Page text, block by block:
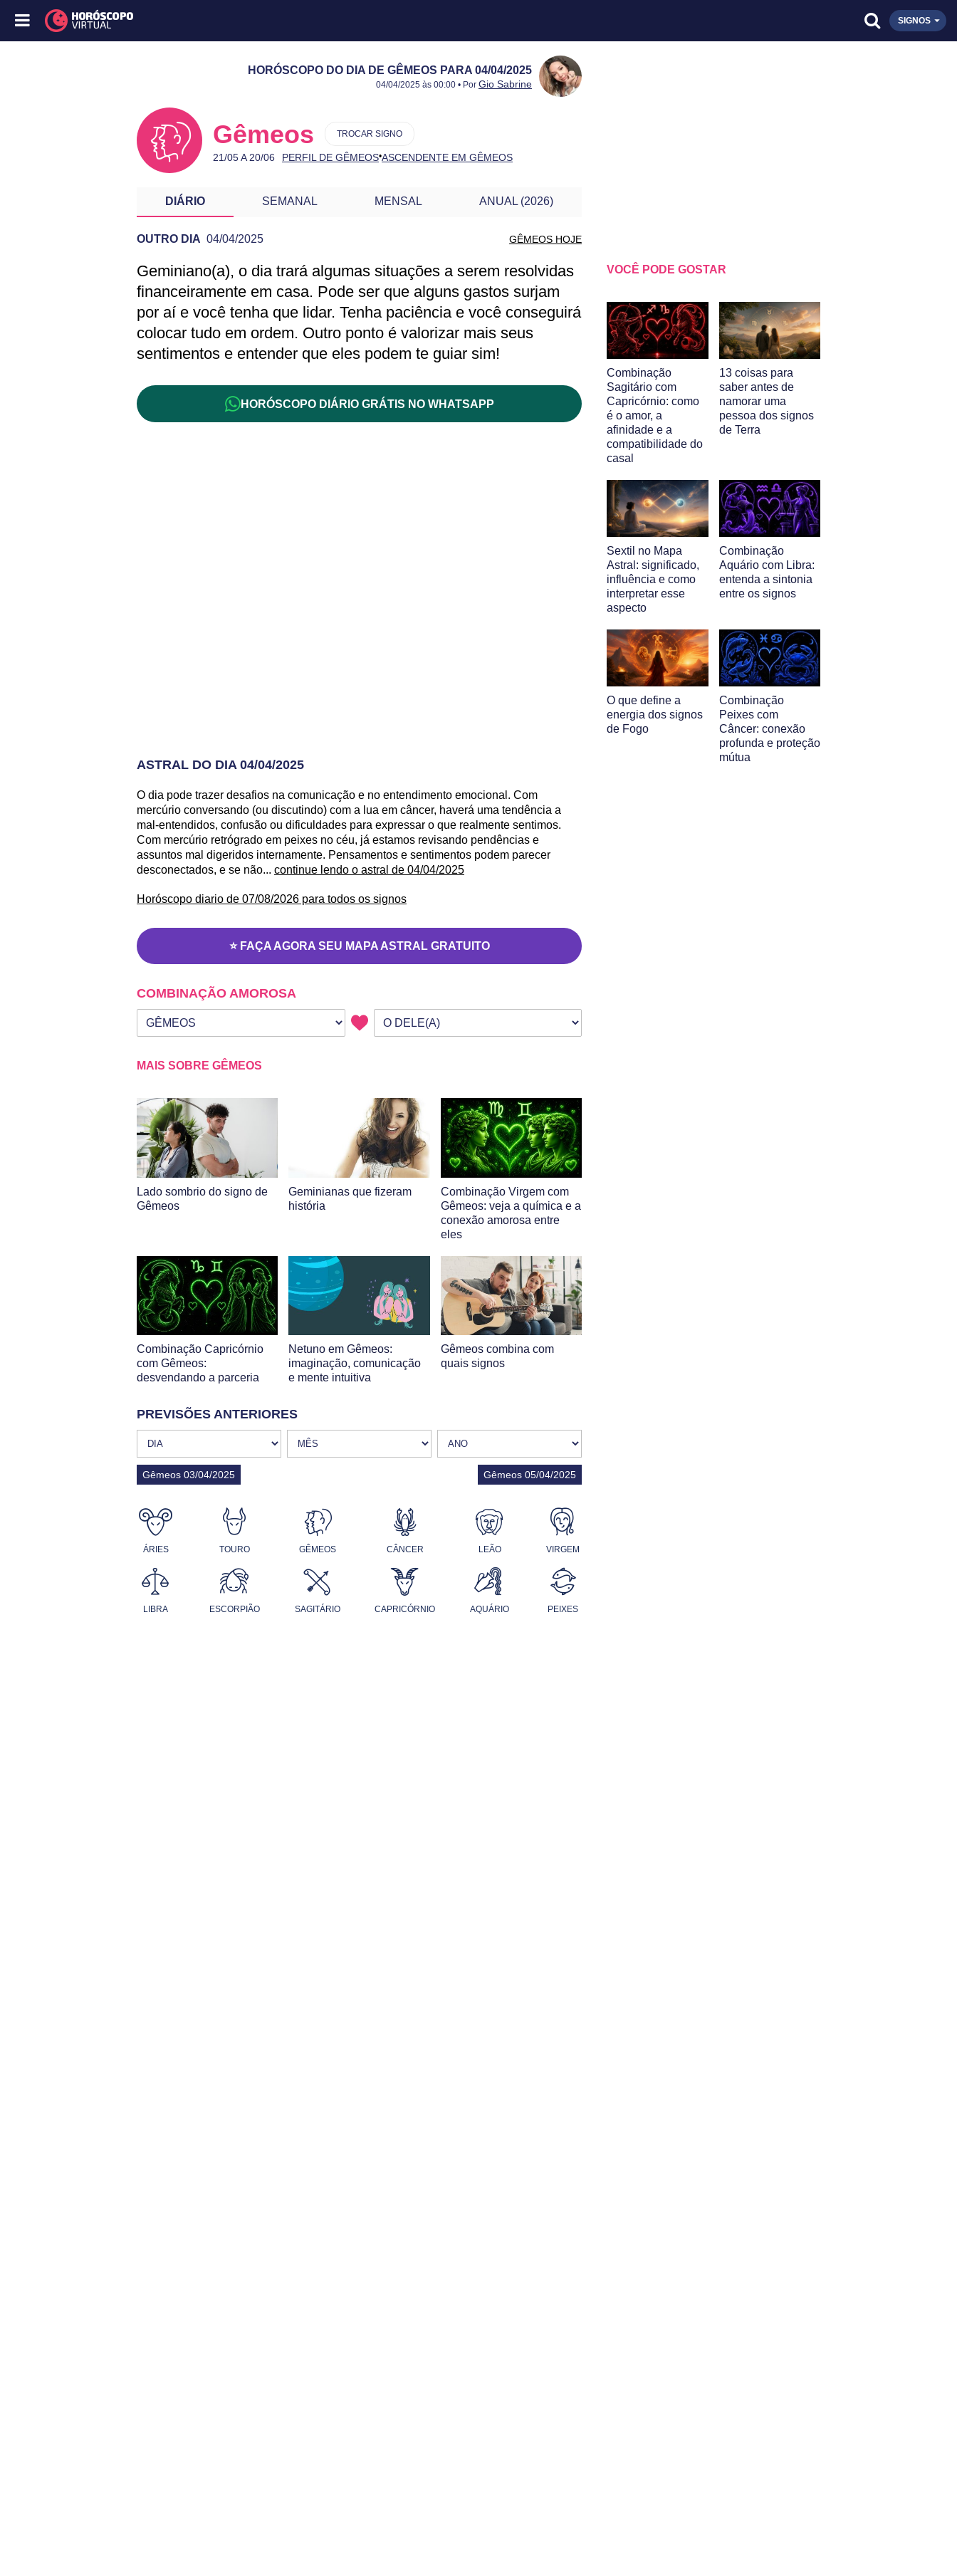
SIGNOS
HORÓSCOPO DO DIA DE GÊMEOS PARA 04/04/2025
Publicado:
04/04/2025
Atualizado:
04/04/2025
04/04/2025 às 00:00 • Por Gio Sabrine
Gêmeos
21/05 A 20/06 PERFIL DE GÊMEOS•ASCENDENTE EM GÊMEOS
TROCAR SIGNO
DIÁRIO SEMANAL MENSAL ANUAL (2026)
OUTRO DIA 04/04/2025 GÊMEOS HOJE
PREVISÃO DE GÊMEOS PARA OUTRO DIA
Geminiano(a), o dia trará algumas situações a serem resolvidas
financeiramente em casa. Pode ser que alguns gastos surjam
por aí e você tenha que lidar. Tenha paciência e você conseguirá
colocar tudo em ordem. Outro ponto é valorizar mais seus
sentimentos e entender que eles podem te guiar sim!
HORÓSCOPO DIÁRIO GRÁTIS NO WHATSAPP
ASTRAL DO DIA 04/04/2025
O dia pode trazer desafios na comunicação e no entendimento emocional. Com
mercúrio conversando (ou discutindo) com a lua em câncer, haverá uma tendência a
mal-entendidos, confusão ou dificuldades para expressar o que realmente sentimos.
Com mercúrio retrógrado em peixes no céu, já estamos revisando pendências e
assuntos mal digeridos internamente. Pensamentos e sentimentos podem parecer
desconectados, e se não... continue lendo o astral de 04/04/2025
Horóscopo diario de 07/08/2026 para todos os signos
⭐ FAÇA AGORA SEU MAPA ASTRAL GRATUITO
COMBINAÇÃO AMOROSA
Seu signo
Signo da outra pessoa
MAIS SOBRE GÊMEOS
Lado sombrio do signo de
Gêmeos
Geminianas que fizeram
história
Combinação Virgem com
Gêmeos: veja a química e a
conexão amorosa entre
eles
Combinação Capricórnio
com Gêmeos:
desvendando a parceria
Netuno em Gêmeos:
imaginação, comunicação
e mente intuitiva
Gêmeos combina com
quais signos
PREVISÕES ANTERIORES
Gêmeos 03/04/2025 Gêmeos 05/04/2025
ÁRIES TOURO GÊMEOS CÂNCER LEÃO VIRGEM
LIBRA ESCORPIÃO SAGITÁRIO CAPRICÓRNIO AQUÁRIO PEIXES
VOCÊ PODE GOSTAR
Combinação
Sagitário com
Capricórnio: como
é o amor, a
afinidade e a
compatibilidade do
casal
13 coisas para
saber antes de
namorar uma
pessoa dos signos
de Terra
Sextil no Mapa
Astral: significado,
influência e como
interpretar esse
aspecto
Combinação
Aquário com Libra:
entenda a sintonia
entre os signos
O que define a
energia dos signos
de Fogo
Combinação
Peixes com
Câncer: conexão
profunda e proteção
mútua